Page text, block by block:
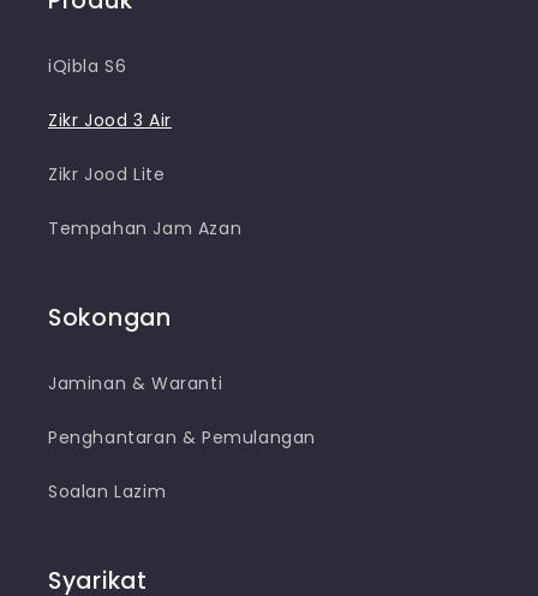
iQibla S6
Zikr Jood 3 Air
Zikr Jood Lite
Tempahan Jam Azan
Sokongan
Jaminan & Waranti
Penghantaran & Pemulangan
Soalan Lazim
Syarikat